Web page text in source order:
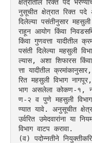
क्षेत्रातील रिक्त पदे
नुसूचीत क्षेत्रात रिक्त पदे
दिलेल्या पसंतीनुसार महसुली
राहून आयोग किंवा
किंवा गुणवत्ता यादीतील
पसंती दिलेल्या महसुली
ल्यास, अशा शिफारस किंवा
त्ता यादीतील
रित महसुली विभाग
भाग असलेला कोकण-१,
ण-२ व पुणे महसुली विभाग
ण्यात यावे. अनुसूचीत
उर्वरित उमेदवारांना या
विभाग वाटप करावा.
(व) पदोन्नतीने